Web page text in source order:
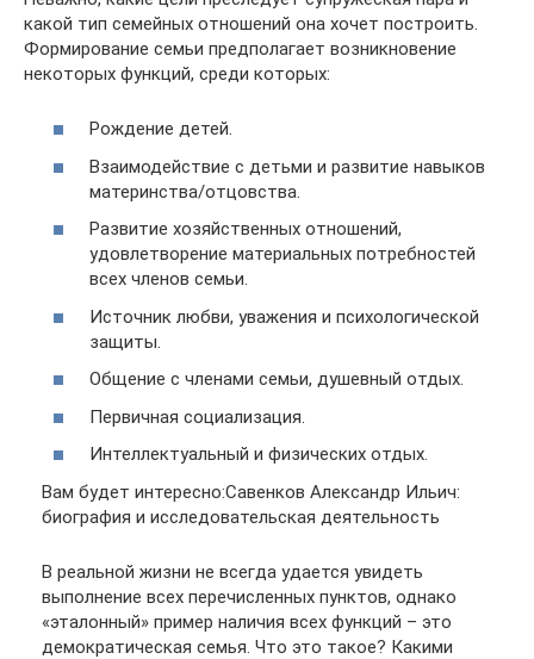
какой тип семейных отношений она хочет построить.
Формирование семьи предполагает возникновение
некоторых функций, среди которых:
Рождение детей.
Взаимодействие с детьми и развитие навыков
материнства/отцовства.
Развитие хозяйственных отношений,
удовлетворение материальных потребностей
всех членов семьи.
Источник любви, уважения и психологической
защиты.
Общение с членами семьи, душевный отдых.
Первичная социализация.
Интеллектуальный и физических отдых.
Вам будет интересно:Савенков Александр Ильич:
биография и исследовательская деятельность
В реальной жизни не всегда удается увидеть
выполнение всех перечисленных пунктов, однако
«эталонный» пример наличия всех функций – это
демократическая семья. Что это такое? Какими